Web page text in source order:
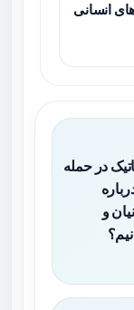
انسانی
در حمله
و